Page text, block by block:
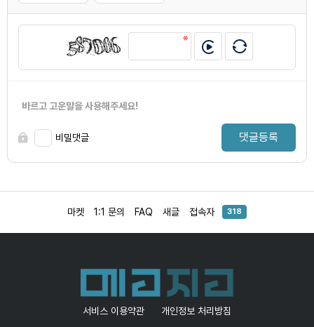
바르고 고운말을 사용해주세요!
비밀댓글 댓글등록
마켓 1:1 문의 FAQ 새글 접속자 318
서비스 이용약관 개인정보 처리방침